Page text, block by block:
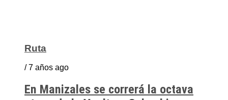
Ruta
/ 7 años ago
En Manizales se correrá la octava